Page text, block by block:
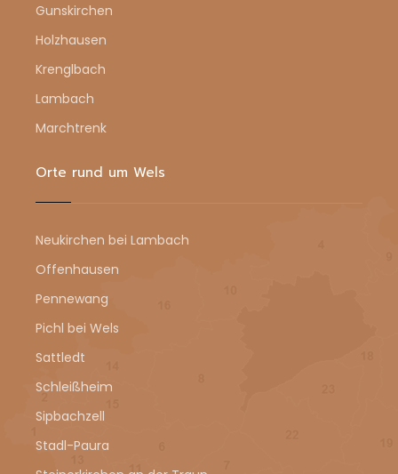
Gunskirchen
Holzhausen
Krenglbach
Lambach
Marchtrenk
Orte rund um Wels
Neukirchen bei Lambach
Offenhausen
Pennewang
Pichl bei Wels
Sattledt
Schleißheim
Sipbachzell
Stadl-Paura